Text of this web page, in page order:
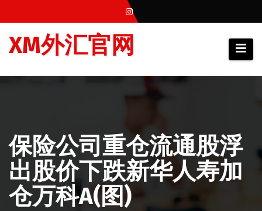
至
XM外汇官网
保险公司重仓流通股浮
出股价下跌新华人寿加
仓万科A(图)